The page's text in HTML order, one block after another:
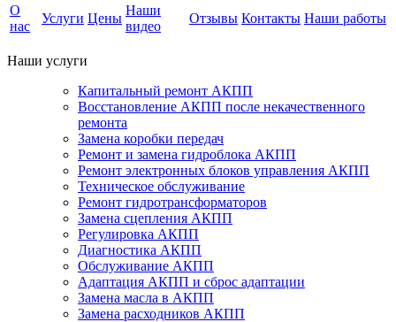
О
нас
Услуги Цены
Наши
видео
Отзывы Контакты Наши работы
Наши услуги
Капитальный ремонт АКПП
Восстановление АКПП после некачественного
ремонта
Замена коробки передач
Ремонт и замена гидроблока АКПП
Ремонт электронных блоков управления АКПП
Техническое обслуживание
Ремонт гидротрансформаторов
Замена сцепления АКПП
Регулировка АКПП
Диагностика АКПП
Обслуживание АКПП
Адаптация АКПП и сброс адаптации
Замена масла в АКПП
Замена расходников АКПП